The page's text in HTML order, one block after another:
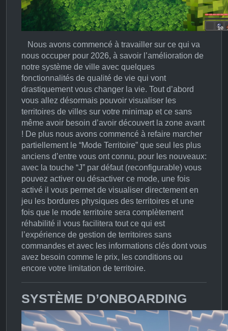
Nous avons commencé à travailler sur ce qui va
nous occuper pour 2026, à savoir l’amélioration de
notre système de ville avec quelques
fonctionnalités de qualité de vie qui vont
drastiquement vous changer la vie. Tout d’abord
vous allez désormais pouvoir visualiser les
territoires de villes sur votre minimap et ce sans
même avoir besoin d’avoir découvert la zone avant
! De plus nous avons commencé à refaire marcher
partiellement le “Mode Territoire” que seul les plus
anciens d’entre vous ont connu, pour les nouveaux:
avec la touche “J” par défaut (reconfigurable) vous
pouvez activer ou désactiver ce mode, une fois
activé il vous permet de visualiser directement en
jeu les bordures physiques des territoires et une
fois que le mode territoire sera complètement
réhabilité il vous facilitera tout ce qui est
l’expérience de gestion de territoires sans
commandes et avec les informations clés dont vous
avez besoin comme le prix, les conditions ou
encore votre limitation de territoire.
SYSTÈME D’ONBOARDING